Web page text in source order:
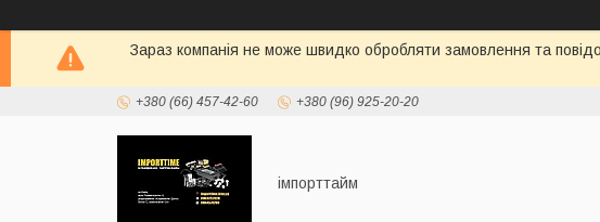
Зараз компанія не може швидко обробляти замовлення та
+380 (66) 457-42-60 +380 (96) 925-20-20
імпорттайм